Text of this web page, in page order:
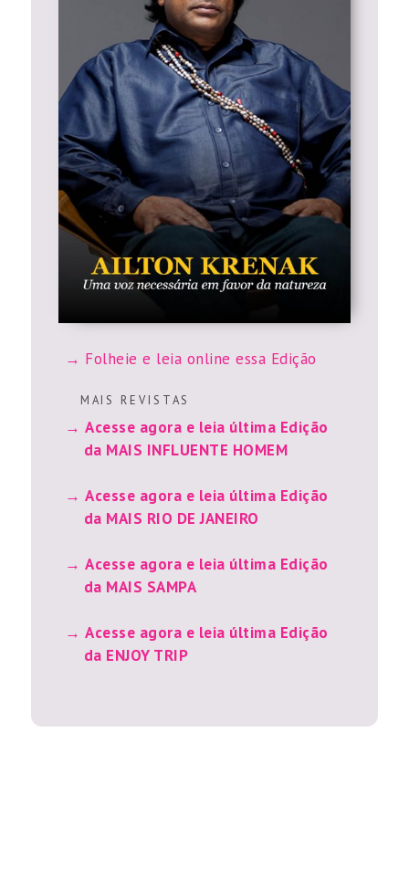
Folheie e leia online essa Edição
M A I S R E V I S T A S
Acesse agora e leia última Edição
da MAIS INFLUENTE HOMEM
Acesse agora e leia última Edição
da MAIS RIO DE JANEIRO
Acesse agora e leia última Edição
da MAIS SAMPA
Acesse agora e leia última Edição
da ENJOY TRIP